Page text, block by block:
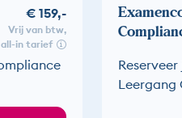
€ 159,-
vrij van btw
all-in tarief
Leergang